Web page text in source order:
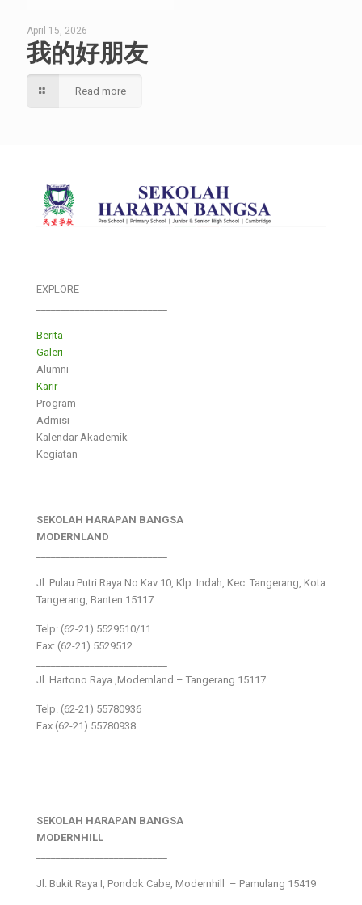
April 15, 2026
我的好朋友
Read more
EXPLORE
Berita
Galeri
Alumni
Karir
Program
Admisi
Kalendar Akademik
Kegiatan
SEKOLAH HARAPAN BANGSA
MODERNLAND
Jl. Pulau Putri Raya No.Kav 10, Klp. Indah, Kec. Tangerang, Kota
Tangerang, Banten 15117
Telp: (62-21) 5529510/11
Fax: (62-21) 5529512
Jl. Hartono Raya ,Modernland – Tangerang 15117
Telp. (62-21) 55780936
Fax (62-21) 55780938
SEKOLAH HARAPAN BANGSA
MODERNHILL
Jl. Bukit Raya I, Pondok Cabe, Modernhill – Pamulang 15419